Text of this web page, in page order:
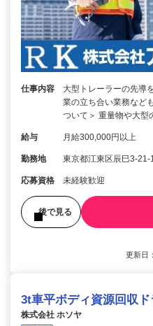
仕事内容
大型トレーラーの先導
業の立ち合い業務など
ついて＞ 重量物や大
給与 月給300,000円以上
勤務地 東京都江東区辰巳3-21-
応募資格 未経験歓迎
後で見る
更新日
3t車平ボディ資源回収
株式会社 ホソヤ